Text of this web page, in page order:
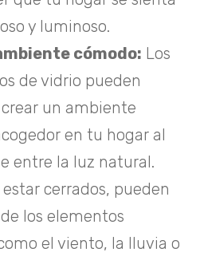
y luminoso.
cómodo: Los
de vidrio pueden
un ambiente
en tu hogar al
entre la luz natural.
cerrados, pueden
los elementos
el viento, la lluvia o